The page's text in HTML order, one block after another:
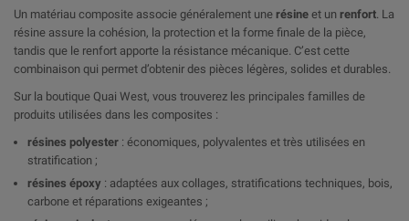
Un matériau composite associe généralement une résine et un renfort. La
résine assure la cohésion, la protection et la forme finale de la pièce,
tandis que le renfort apporte la résistance mécanique. C’est cette
combinaison qui permet d’obtenir des pièces légères, solides et durables.
Sur la boutique Quai West, vous trouverez les principales familles de
produits utilisées dans les composites :
résines polyester : économiques, polyvalentes et très utilisées en
stratification ;
résines époxy : adaptées aux collages, stratifications techniques, bois,
carbone et réparations exigeantes ;